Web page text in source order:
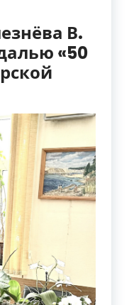
В.
«50